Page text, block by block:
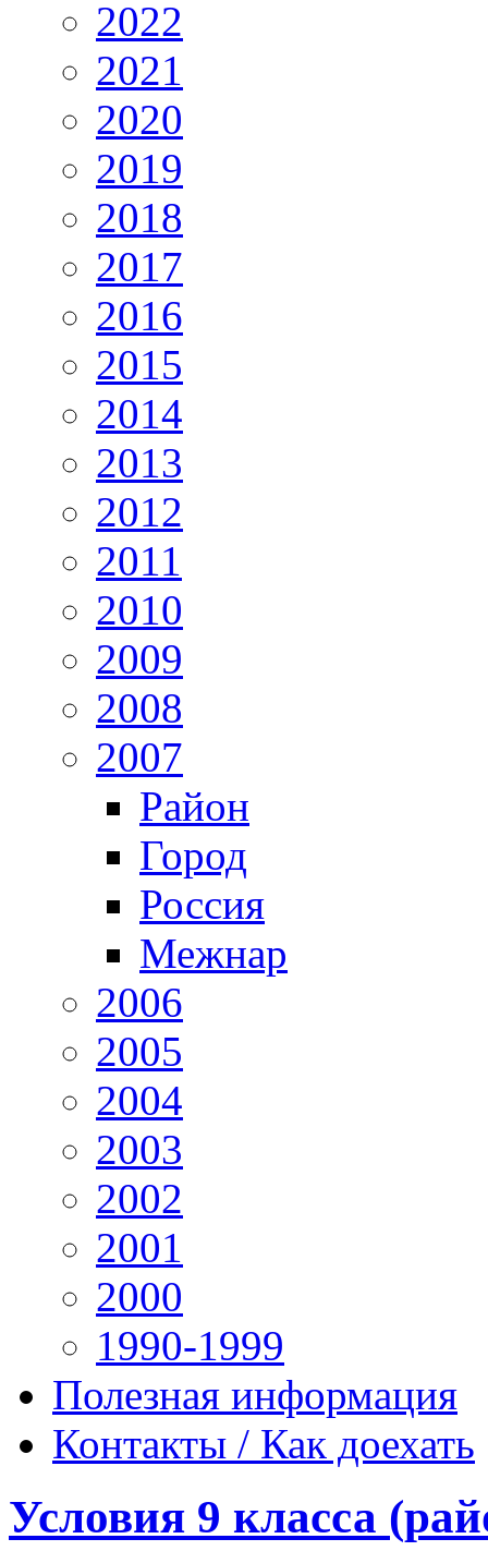
2022
2021
2020
2019
2018
2017
2016
2015
2014
2013
2012
2011
2010
2009
2008
2007
Район
Город
Россия
Межнар
2006
2005
2004
2003
2002
2001
2000
1990-1999
Полезная информация
Контакты / Как доехать
Условия 9 класса